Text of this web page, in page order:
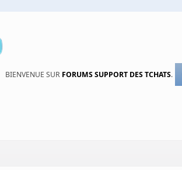
BIENVENUE SUR FORUMS SUPPORT DES TCHATS.